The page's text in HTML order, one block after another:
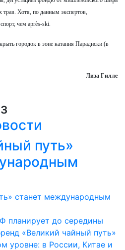
трав. Хотя, по данным экспертов,
чем après-ski.
городок в зоне катания Парадиски (в
Лиза Гилле
путь»
планирует до середины
«Великий чайный путь»
уровне: в России, Китае и